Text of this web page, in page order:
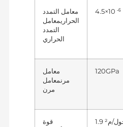
معامل التمدد
الحراريمعامل
التمدد
4.5×10 -6
معامل
مرنمعامل
120GPa
قوة